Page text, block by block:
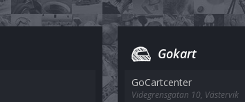
Gokart
GoCartcenter
Videgrensgatan 10, Västervik